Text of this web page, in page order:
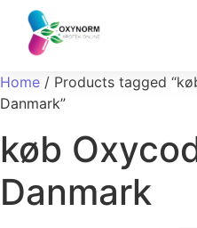
Home / Products tagged
Danmark”
køb
Danmark